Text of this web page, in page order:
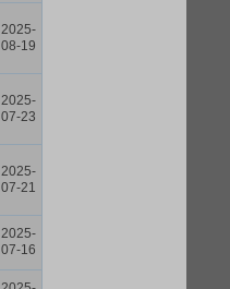
2025-
08-19
2025-
07-23
2025-
07-21
2025-
07-16